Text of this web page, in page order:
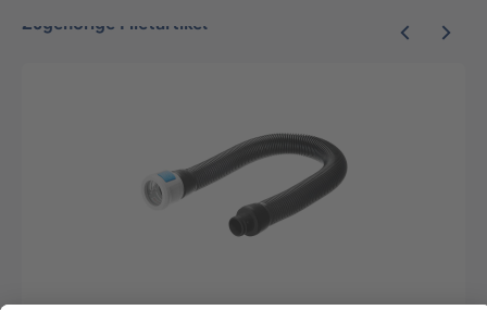
Zugehörige Mietartikel